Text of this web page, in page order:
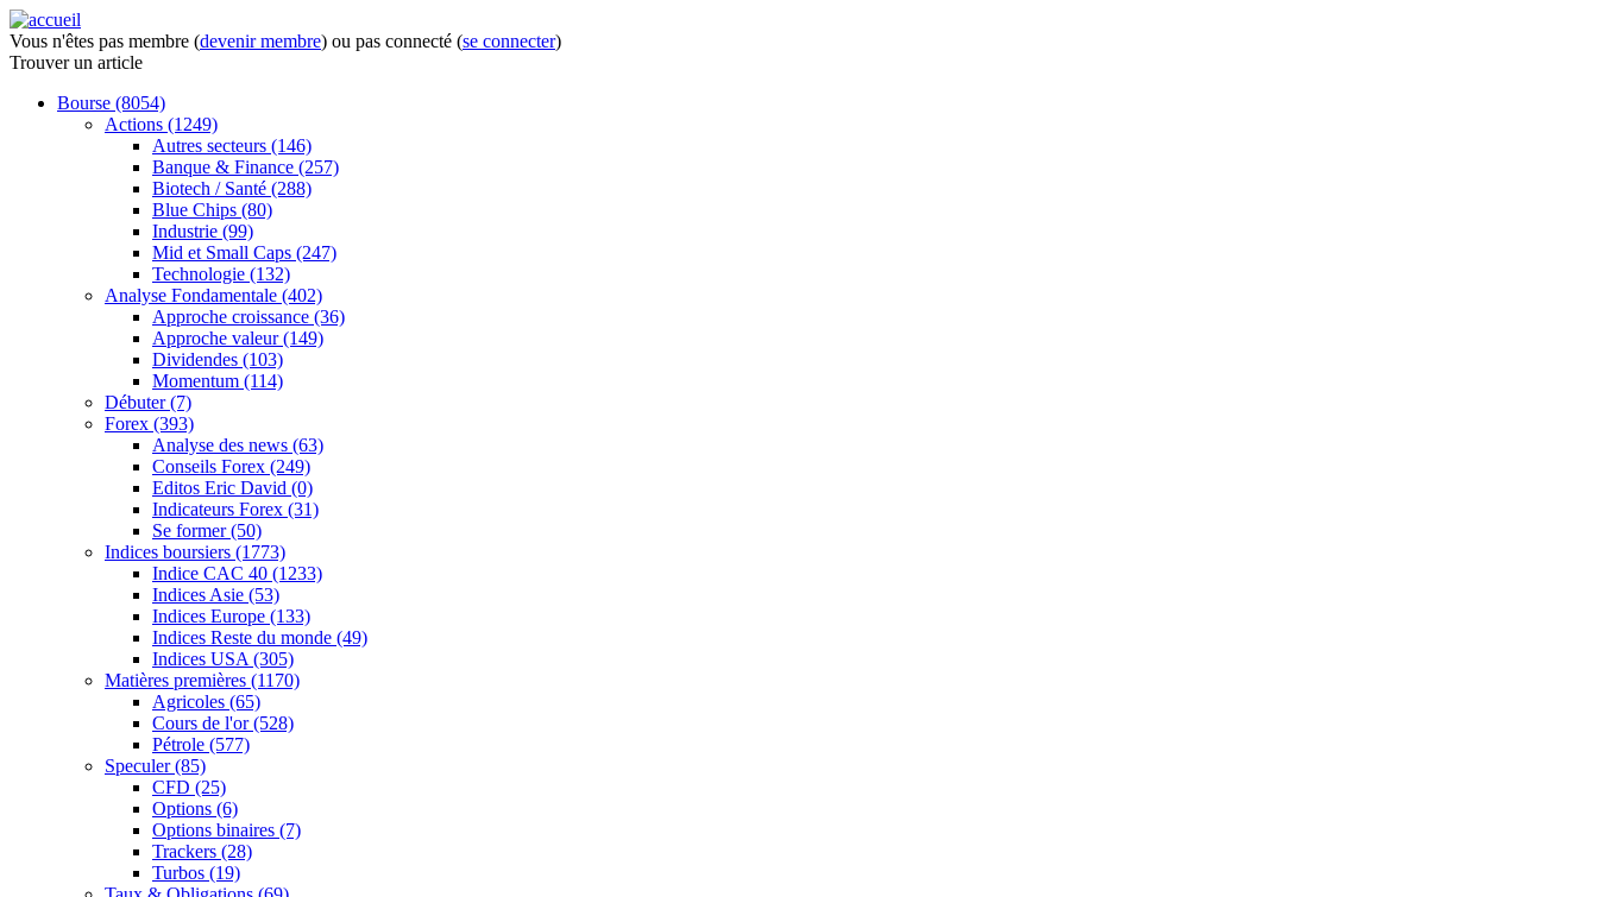
Vous n'êtes pas membre (devenir membre) ou pas connecté (se connecter)
Trouverun article
Bourse (8054)
Actions (1249)
Autres secteurs (146)
Banque & Finance (257)
Biotech / Santé (288)
Blue Chips (80)
Industrie (99)
Mid et Small Caps (247)
Technologie (132)
Analyse Fondamentale (402)
Approche croissance (36)
Approche valeur(149)
Dividendes (103)
Momentum (114)
Débuter(7)
Forex (393)
Analyse des news (63)
Conseils Forex (249)
Editos Eric David (0)
Indicateurs Forex (31)
Se former(50)
Indices boursiers (1773)
Indice CAC 40 (1233)
Indices Asie (53)
Indices Europe (133)
Indices Reste du monde (49)
Indices USA (305)
Matières premières (1170)
Agricoles (65)
Cours de l'or(528)
Pétrole (577)
Speculer(85)
CFD (25)
Options (6)
Options binaires (7)
Trackers (28)
Turbos (19)